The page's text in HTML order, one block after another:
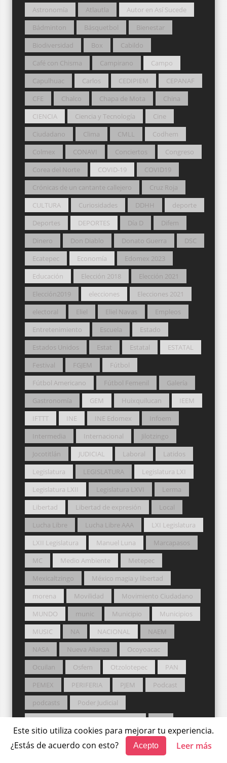
Este sitio utiliza cookies para mejorar tu experiencia.
¿Estás de acuerdo con esto?
Acepto Leer más
Astronomía
Atlautla
Autor en Así Sucede
Bádminton
Básquetbol
Bienestar
Biodiversidad
Box
Cabildo
Café con Chisma
Campirano
Campo
Capulhuac
Carlos CEDIPIEM
CEPANAF
CFE
Chalco Chapa de Mota
China
CIENCIA
Ciencia y Tecnología
Cine
Ciudadano
Clima CMLL
Codhem
Colmex
CONAVI Conciertos
Congreso
Corea del Norte
COVID-19
COVID19
Crónicas de un cantante callejero
Cruz Roja
CULTURA
Curiosidades DDHH
deporte
Deportes
DEPORTES Día D
Difem
Dinero
Don Diablo Donato Guerra
DSC
Ecatepec
Economía
Edomex 2023
Educación
Elección 2018
Elección 2021
Elección2019
elecciones
Elecciones 2021
electoral
Eliel Eliel Navas
Empleos
Entretenimiento
Escuela
Estado
Estados Unidos
Estat Estatal
ESTATAL
Festival
FGJEM
Fútbol
Fútbol Americano
Fútbol Femenil
Galería
Gastronomía
GEM Huixquilucan
IEEM
IFTTT
INE INE Edomex
Infoem
Intermedia
Internacional
Jilotzingo
Jocotitlán
JUDICIAL Laboral
Latidos
Legislatura
LEGISLATURA
Legislatura LXI
Legislatura LXII
Legislatura LXVI
Lerma
Libertad
Libertad de expresión
Local
Lucha Libre
Lucha Libre AAA
LXI Legislatura
LXII Legislatura
Manuel Luna
Marcapasos
MC
Medio Ambiente
Metepec
Mexicaltzingo
México magia y libertad
morena
Movilidad
Movimiento Ciudadano
MUNDO
munic Municipio
Municipios
MUSIC
NA NACIONAL
NAEM
NASA
Nueva Alianza
Ocoyoacac
Ocuilan
Osfem Otzolotepec
PAN
PEMEX
PERIFERIA PJEM
Podcast
podcasts
Poder Judicial
Poder Judicial del Estado de México
Pol
Potros Salvajes
PRD
Probosque